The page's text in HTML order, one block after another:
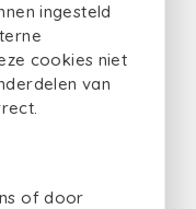
ingesteld
cookies niet
van
of door